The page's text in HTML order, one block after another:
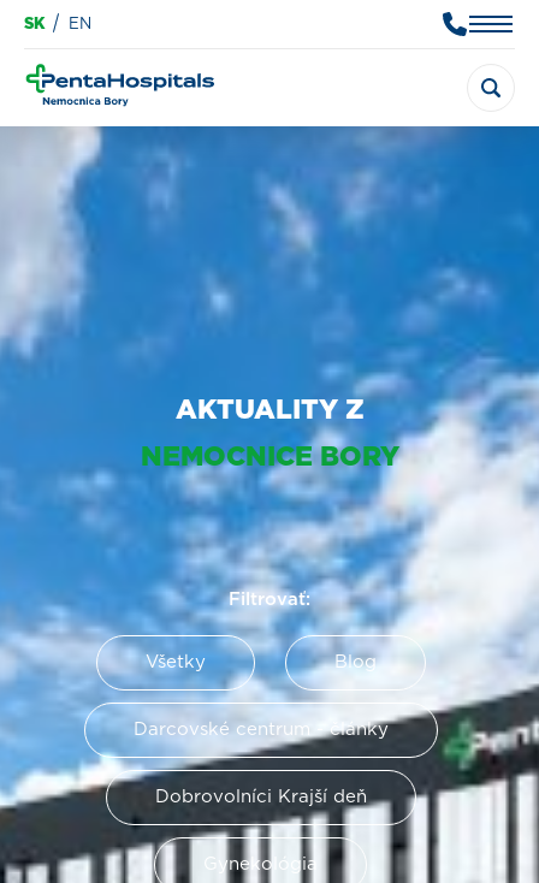
SK EN
AKTUALITY Z
NEMOCNICE BORY
Filtrovať:
Všetky Blog
Darcovské centrum - články
Dobrovolníci Krajší deň
Gynekológia